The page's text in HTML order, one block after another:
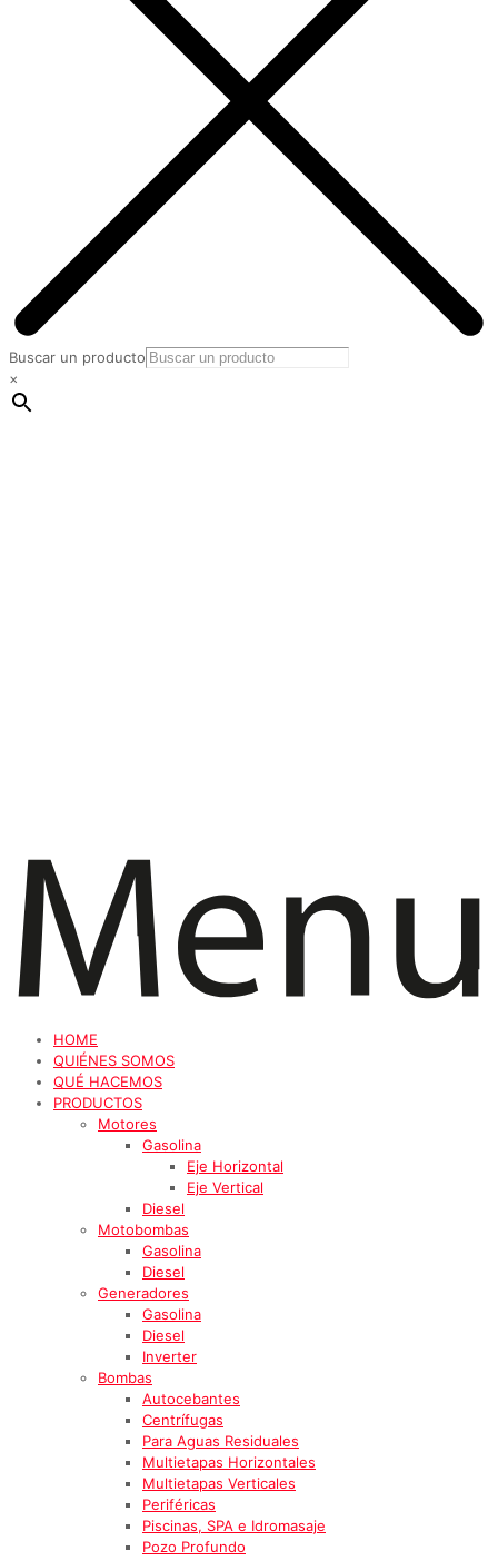
Buscar un producto
×
HOME
QUIÉNES SOMOS
QUÉ HACEMOS
PRODUCTOS
Motores
Gasolina
Eje Horizontal
Eje Vertical
Diesel
Motobombas
Gasolina
Diesel
Generadores
Gasolina
Diesel
Inverter
Bombas
Autocebantes
Centrífugas
Para Aguas Residuales
Multietapas Horizontales
Multietapas Verticales
Periféricas
Piscinas, SPA e Idromasaje
Pozo Profundo